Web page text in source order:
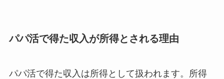
パパ活で得た収入が所得とされる理由
パパ活で得た収入は所得として扱われます。所得